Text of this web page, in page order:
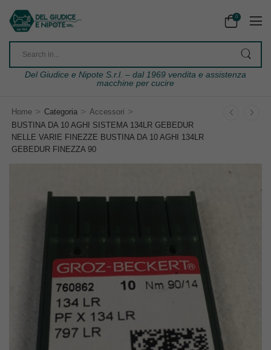
0
Del Giudice e Nipote S.r.l. – dal 1969 vendita e assistenza
macchine per cucire
Home > Categoria > Accessori >
BUSTINA DA 10 AGHI SISTEMA 134LR GEBEDUR
NELLE VARIE FINEZZE BUSTINA DA 10 AGHI 134LR
GEBEDUR FINEZZA 90